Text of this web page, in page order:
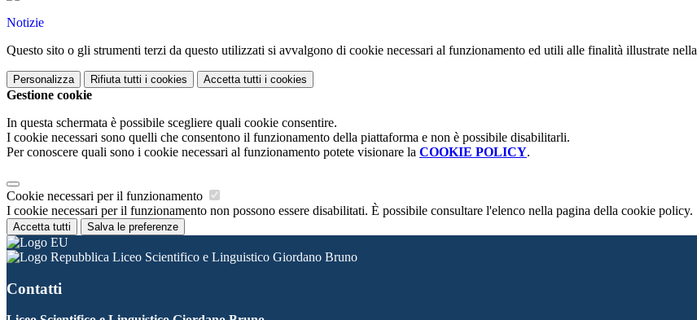
Notizie
Questo sito o gli strumenti terzi da questo utilizzati si avvalgono di cookie necessari al funzionamento ed utili alle finalità illustrate nella
Personalizza Rifiuta tutti i cookies Accetta tutti i cookies
Gestione cookie
In questa schermata è possibile scegliere quali cookie consentire.
I cookie necessari sono quelli che consentono il funzionamento della piattaforma e non è possibile disabilitarli.
Per conoscere quali sono i cookie necessari al funzionamento potete visionare la COOKIE POLICY.
Cookie necessari per il funzionamento
I cookie necessari per il funzionamento non possono essere disabilitati. È possibile consultare l'elenco nella pagina della cookie policy.
Accetta tutti Salva le preferenze
Liceo Scientifico e Linguistico Giordano Bruno
Contatti